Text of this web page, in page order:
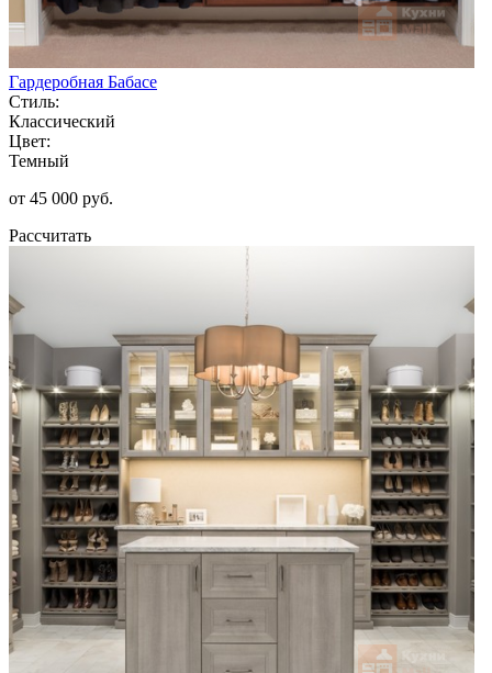
Гардеробная Бабасе
Стиль:
Классический
Цвет:
Темный
от 45 000 руб.
Рассчитать